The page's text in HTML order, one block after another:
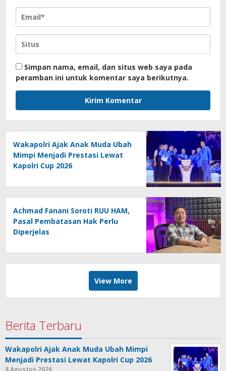
Simpan nama, email, dan situs web saya pada
peramban ini untuk komentar saya berikutnya.
Wakapolri Ajak Anak Muda Ubah
Mimpi Menjadi Prestasi Lewat
Kapolri Cup 2026
Achmad Fanani Soroti RUU HAM,
Pasal Pembatasan Hak Perlu
Diperjelas
View More
Berita Terbaru
Wakapolri Ajak Anak Muda Ubah Mimpi
Menjadi Prestasi Lewat Kapolri Cup 2026
8 Agustus 2026